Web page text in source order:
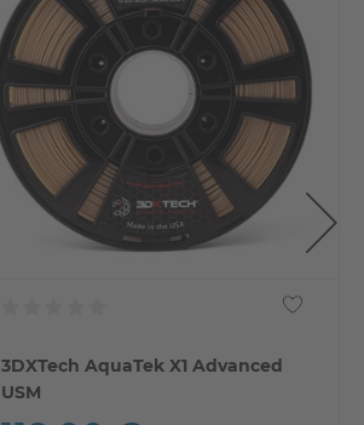
3DXTech AquaTek X1 Advanced
USM